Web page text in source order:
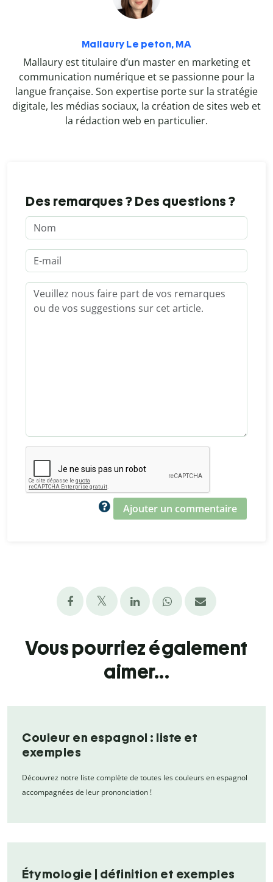
Mallaury Le peton, MA
Mallaury est titulaire d’un master en marketing et
communication numérique et se passionne pour la
langue française. Son expertise porte sur la stratégie
digitale, les médias sociaux, la création de sites web et
la rédaction web en particulier.
Des remarques ? Des questions ?
Ajouter un commentaire
Vous pourriez également
aimer...
Couleur en espagnol : liste et
exemples
Découvrez notre liste complète de toutes les couleurs en espagnol
accompagnées de leur prononciation !
Étymologie | définition et exemples